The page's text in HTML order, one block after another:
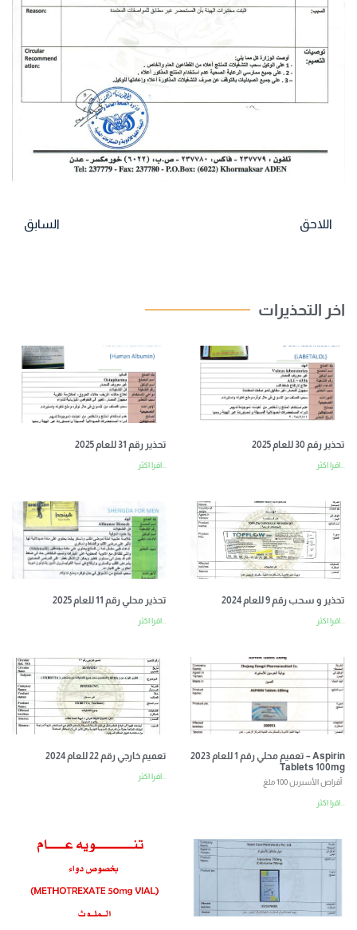
السابق اللاحق
اخر التحذيرات
تحذير رقم 31 للعام 2025 تحذير رقم 30 للعام 2025
تحذير محلي رقم 11 للعام 2025 تحذير و سحب رقم 9 للعام 2024
تعميم خارجي رقم 22 للعام 2024
تعميم محلي رقم 1 للعام 2023 – Aspirin
Tablets 100mg